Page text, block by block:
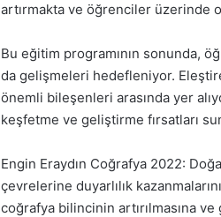
artırmakta ve öğrenciler üzerinde
Bu eğitim programının sonunda,
da gelişmeleri hedefleniyor.
önemli bileşenleri arasında yer
keşfetme ve geliştirme fırsatları
Engin Eraydın Coğrafya 2022:
çevrelerine duyarlılık
coğrafya bilincinin artırılmasına